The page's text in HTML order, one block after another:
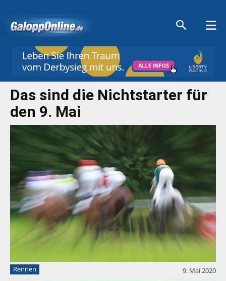
Das sind die Nichtstarter für
den 9. Mai
Rennen 9. Mai 2020